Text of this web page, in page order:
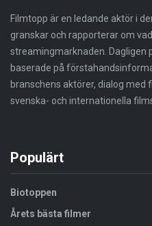
Filmtopp är en ledande aktör i
granskar och rapporterar om
streamingmarknaden. Dagligen
baserade på
branschens aktörer, dialog
svenska- och internationella
Populärt
Biotoppen
Årets bästa filmer